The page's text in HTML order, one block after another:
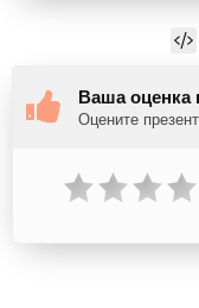
Ваша оценка
Оцените